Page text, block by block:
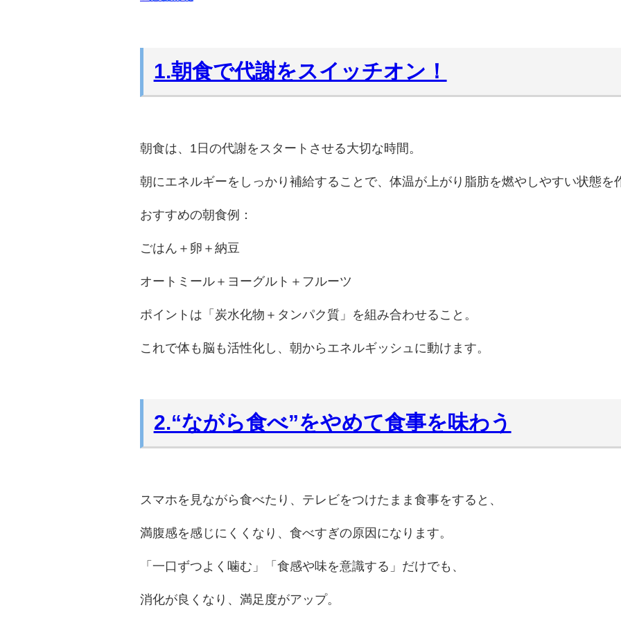
1.朝食で代謝をスイッチオン！
朝食は、1日の代謝をスタートさせる大切な時間。
朝にエネルギーをしっかり補給することで、体温が上がり脂肪を燃やしやすい状態を
おすすめの朝食例：
ごはん＋卵＋納豆
オートミール＋ヨーグルト＋フルーツ
ポイントは「炭水化物＋タンパク質」を組み合わせること。
これで体も脳も活性化し、朝からエネルギッシュに動けます。
2.“ながら食べ”をやめて食事を味わう
スマホを見ながら食べたり、テレビをつけたまま食事をすると、
満腹感を感じにくくなり、食べすぎの原因になります。
「一口ずつよく噛む」「食感や味を意識する」だけでも、
消化が良くなり、満足度がアップ。